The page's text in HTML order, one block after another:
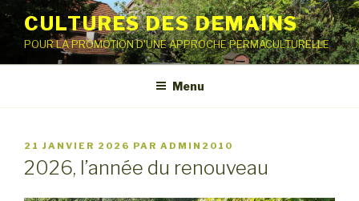
Aller
contenu
principal
CULTURES DES DEMAINS
POUR LA PROMOTION D'UNE APPROCHE PERMACULTURELLE
Menu
PUBLIÉ
LE
21 JANVIER 2026 PAR ADMIN2010
2026, l’année du renouveau